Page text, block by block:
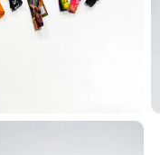
diversas ações, como
associações e